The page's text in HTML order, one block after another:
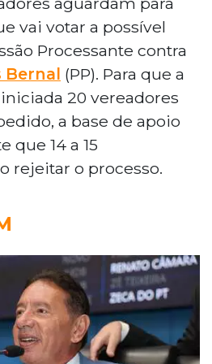
vai votar a possível
Processante contra
Bernal (PP). Para que a
20 vereadores
a base de apoio
que 14 a 15
rejeitar o processo.